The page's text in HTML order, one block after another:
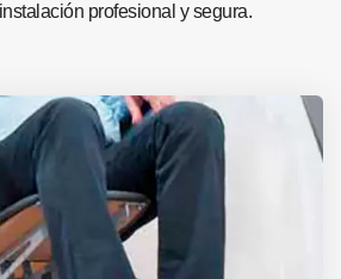
profesional y segura.